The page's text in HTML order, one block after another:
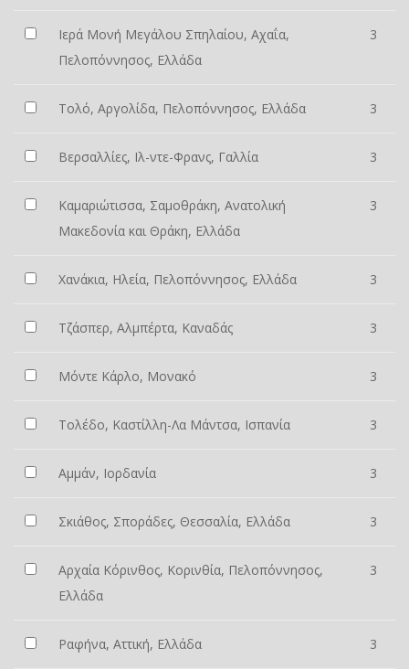
Ιερά Μονή Μεγάλου Σπηλαίου, Αχαΐα,
Πελοπόννησος, Ελλάδα
3
Τολό, Αργολίδα, Πελοπόννησος, Ελλάδα 3
Βερσαλλίες, Ιλ-ντε-Φρανς, Γαλλία 3
Καμαριώτισσα, Σαμοθράκη, Ανατολική
Μακεδονία και Θράκη, Ελλάδα
3
Χανάκια, Ηλεία, Πελοπόννησος, Ελλάδα 3
Τζάσπερ, Αλμπέρτα, Καναδάς 3
Μόντε Κάρλο, Μονακό 3
Τολέδο, Καστίλλη-Λα Μάντσα, Ισπανία 3
Αμμάν, Ιορδανία 3
Σκιάθος, Σποράδες, Θεσσαλία, Ελλάδα 3
Αρχαία Κόρινθος, Κορινθία, Πελοπόννησος,
Ελλάδα
3
Ραφήνα, Αττική, Ελλάδα 3